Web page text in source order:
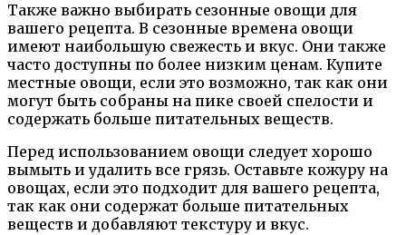
Также важно выбирать сезонные овощи для
вашего рецепта. В сезонные времена овощи
имеют наибольшую свежесть и вкус. Они также
часто доступны по более низким ценам. Купите
местные овощи, если это возможно, так как они
могут быть собраны на пике своей спелости и
содержать больше питательных веществ.
Перед использованием овощи следует хорошо
вымыть и удалить все грязь. Оставьте кожуру на
овощах, если это подходит для вашего рецепта,
так как они содержат больше питательных
веществ и добавляют текстуру и вкус.